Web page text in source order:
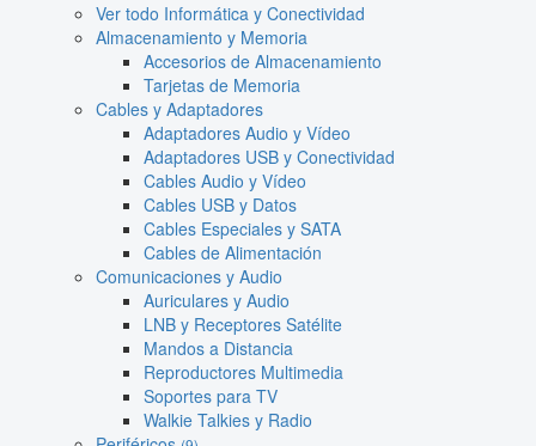
Ver todo Informática y Conectividad
Almacenamiento y Memoria
Accesorios de Almacenamiento
Tarjetas de Memoria
Cables y Adaptadores
Adaptadores Audio y Vídeo
Adaptadores USB y Conectividad
Cables Audio y Vídeo
Cables USB y Datos
Cables Especiales y SATA
Cables de Alimentación
Comunicaciones y Audio
Auriculares y Audio
LNB y Receptores Satélite
Mandos a Distancia
Reproductores Multimedia
Soportes para TV
Walkie Talkies y Radio